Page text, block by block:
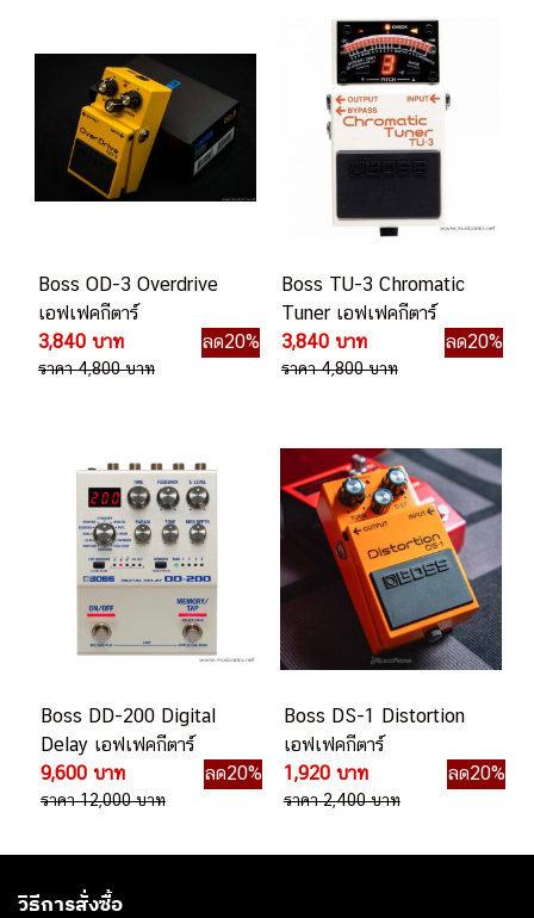
Boss OD-3 Overdrive
เอฟเฟคกีตาร์
3,840 บาท
ลด20%
ราคา 4,800 บาท
Boss TU-3 Chromatic
Tuner เอฟเฟคกีตาร์
3,840 บาท
ลด20%
ราคา 4,800 บาท
Boss DD-200 Digital
Delay เอฟเฟคกีตาร์
9,600 บาท
ลด20%
ราคา 12,000 บาท
Boss DS-1 Distortion
เอฟเฟคกีตาร์
1,920 บาท
ลด20%
ราคา 2,400 บาท
วิธีการสั่งซื้อ